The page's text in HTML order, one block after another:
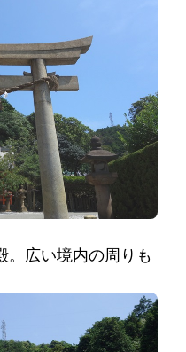
。広い境内の周りも